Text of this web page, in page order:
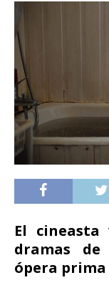
El
dramas
ópera prima